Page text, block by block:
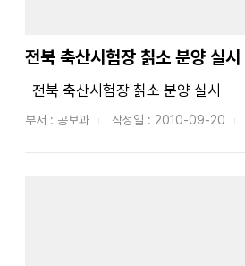
전북 축산시험장 칡소 분양 실시
전
부서 : 공보과 작성일 : 2010-09-20